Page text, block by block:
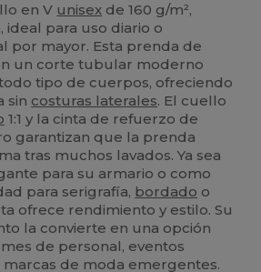
en V unisex de 160 g/m²,
ideal para uso diario o
por mayor. Esta prenda de
un corte tubular moderno
tipo de cuerpos, ofreciendo
sin costuras laterales. El cuello
1:1 y la cinta de refuerzo de
garantizan que la prenda
tras muchos lavados. Ya sea
para su armario o como
para serigrafía, bordado o
ofrece rendimiento y estilo. Su
la convierte en una opción
de personal, eventos
de moda emergentes.